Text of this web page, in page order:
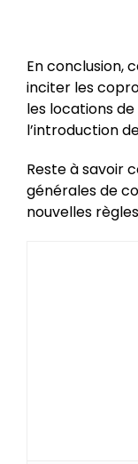
En conclusion,
inciter les
les locations
l’introduction
Reste à savoir
générales de
nouvelles